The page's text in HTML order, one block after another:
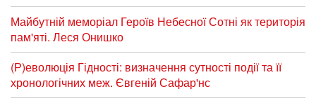
Майбутній меморіал Героїв Небесної Сотні як територія
пам'яті. Леся Онишко
(Р)еволюція Гідності: визначення сутності події та її
хронологічних меж. Євгеній Сафар'нс